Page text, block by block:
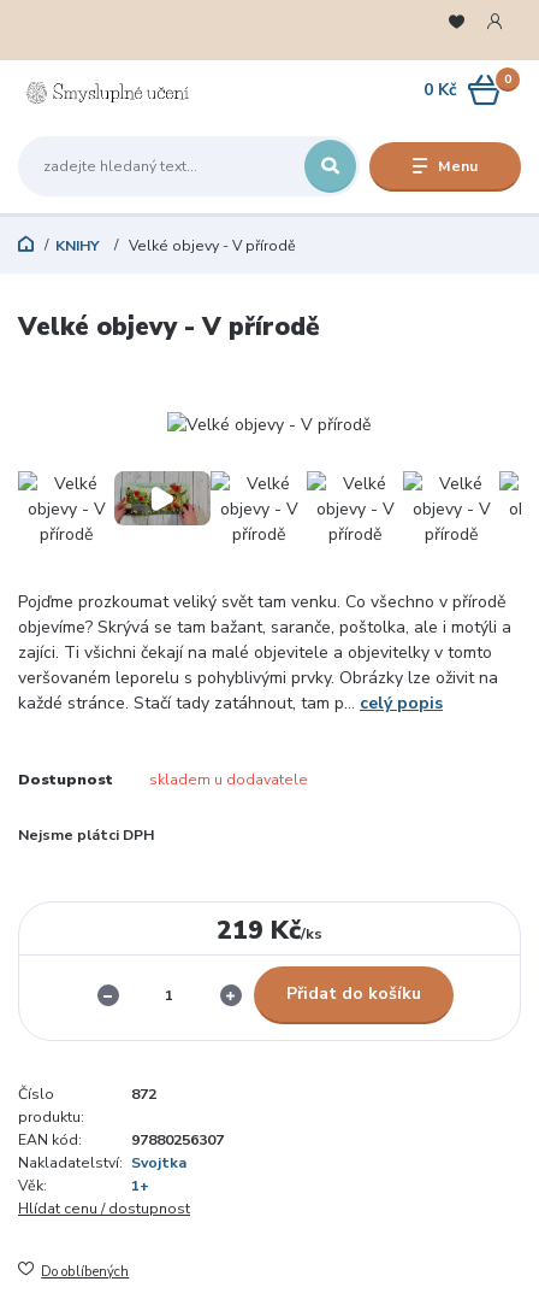
Menu
0
0 Kč
KNIHY Velké objevy - V přírodě
Velké objevy - V přírodě
Pojďme prozkoumat veliký svět tam venku. Co všechno v přírodě
objevíme? Skrývá se tam bažant, saranče, poštolka, ale i motýli a
zajíci. Ti všichni čekají na malé objevitele a objevitelky v tomto
veršovaném leporelu s pohyblivými prvky. Obrázky lze oživit na
každé stránce. Stačí tady zatáhnout, tam p... celý popis
Dostupnost skladem u dodavatele
Nejsme plátci DPH
219 Kč/ks
Přidat do košíku
Číslo
produktu:
872
EAN kód:
97880256307
Nakladatelství: Svojtka
Věk:
1+
Hlídat cenu / dostupnost
Do oblíbených